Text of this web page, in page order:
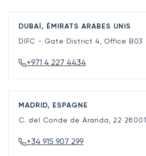
DUBAÏ, ÉMIRATS ARABES UNIS
DIFC - Gate District 4, Office B03
+971 4 227 4434
MADRID, ESPAGNE
C. del Conde de Aranda, 22 28001
+34 915 907 299